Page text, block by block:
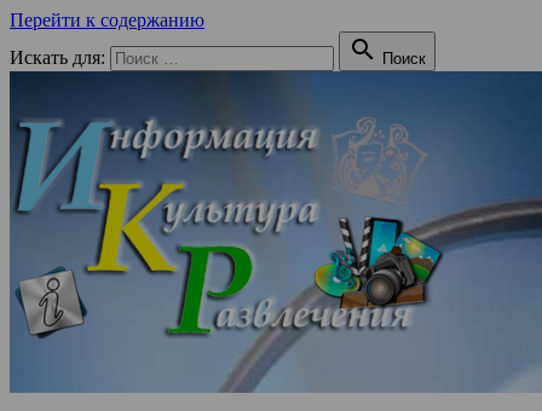
Перейти к содержанию
Искать для:
 Поиск